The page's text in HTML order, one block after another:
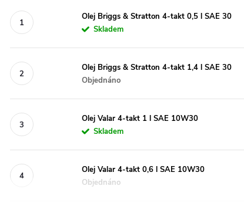
Olej Briggs & Stratton 4-takt 0,5 l SAE 30
Skladem
Olej Briggs & Stratton 4-takt 1,4 l SAE 30
Objednáno
Olej Valar 4-takt 1 l SAE 10W30
Skladem
Olej Valar 4-takt 0,6 l SAE 10W30
Objednáno